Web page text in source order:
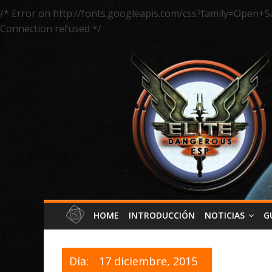
/* Error on http://fonts.googleapis.com/
Connection refused */
HOME INTRODUCCIÓN NOTICIAS
Día: 17 diciembre, 2015